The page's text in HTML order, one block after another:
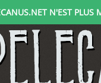
N'EST PLUS